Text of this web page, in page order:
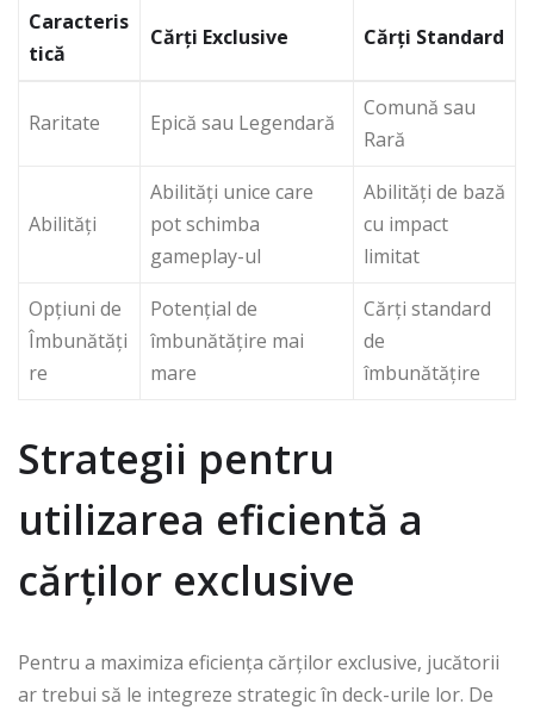
Caracteris
tică
Cărți Exclusive Cărți Standard
Raritate Epică sau Legendară
Comună sau
Rară
Abilități
Abilități unice care
pot schimba
gameplay-ul
Abilități de bază
cu impact
limitat
Opțiuni de
Îmbunătăți
re
Potențial de
îmbunătățire mai
mare
Cărți standard
de
îmbunătățire
Strategii pentru
utilizarea eficientă a
cărților exclusive
Pentru a maximiza eficiența cărților exclusive, jucătorii
ar trebui să le integreze strategic în deck-urile lor. De